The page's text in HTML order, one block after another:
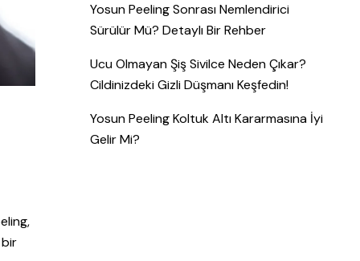
Yosun Peeling Sonrası Nemlendirici
Sürülür Mü? Detaylı Bir Rehber
Ucu Olmayan Şiş Sivilce Neden Çıkar?
Cildinizdeki Gizli Düşmanı Keşfedin!
Yosun Peeling Koltuk Altı Kararmasına İyi
Gelir Mi?